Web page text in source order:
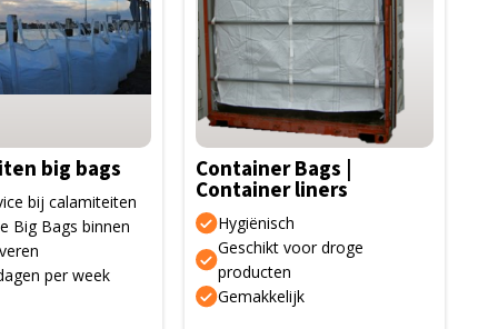
big bags
bij calamiteiten
Big Bags binnen
per week
Container Bags |
Container liners
Hygiënisch
Geschikt voor droge
producten
Gemakkelijk